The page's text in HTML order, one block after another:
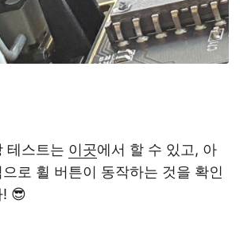
테스트는 이곳에서 할 수 있고, 아
로 휠 버튼이 동작하는 것을 확인
! 😎